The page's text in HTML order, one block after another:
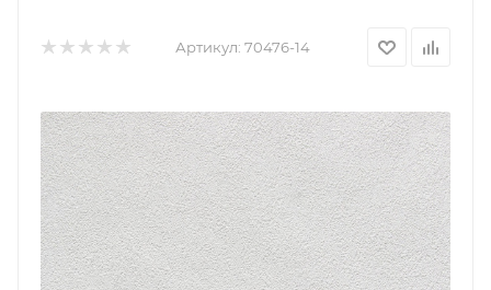
Артикул: 70476-14